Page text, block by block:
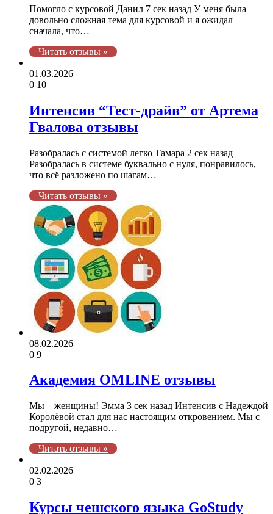
Помогло с курсовой Данил 7 сек назад У меня была
довольно сложная тема для курсовой и я ожидал
сначала, что…
Читать отзывы »
01.03.2026
0 10
Интенсив “Тест-драйв” от Артема
Гвалова отзывы
Разобралась с системой легко Тамара 2 сек назад
Разобралась в системе буквально с нуля, понравилось,
что всё разложено по шагам…
Читать отзывы »
08.02.2026
0 9
Академия OMLINE отзывы
Мы – женщины! Эмма 3 сек назад Интенсив с Надеждой
Королёвой стал для нас настоящим откровением. Мы с
подругой, недавно…
Читать отзывы »
02.02.2026
0 3
Курсы чешского языка GoStudy